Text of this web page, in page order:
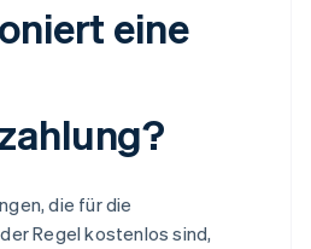
eine
die für die
Regel kostenlos sind,